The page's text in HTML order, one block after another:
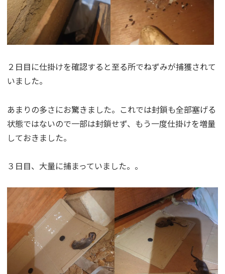
２日目に仕掛けを確認すると至る所でねずみが捕獲されて
いました。
あまりの多さにお驚きました。これでは封鎖も全部塞げる
状態ではないので一部は封鎖せず、もう一度仕掛けを増量
しておきました。
３日目、大量に捕まっていました。。